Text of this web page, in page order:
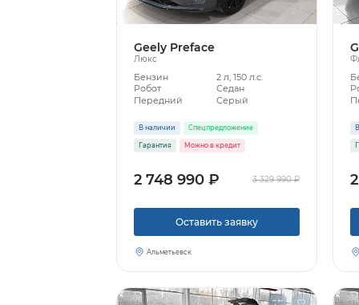
Geely Preface
Люкс
Бензин
2 л, 150 л.с.
Робот
Седан
Передний
Серый
В наличии Спецпредложение
Гарантия Можно в кредит
2 748 990 ₽ 3 329 990 ₽
Оставить заявку
Альметьевск